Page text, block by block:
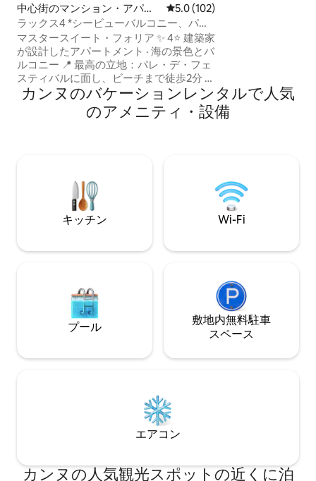
中心街のマンション・アパー
ト
レビュー102件、5つ星中5.0つ
5.0 (102)
ラックス4 *シービューバルコニー、パレ
＆ビーチから数歩
マスタースイート・フォリア ✨ 4⭐ 建築家
が設計したアパートメント · 海の景色とバ
ルコニー 📍 最高の立地：パレ・デ・フェ
スティバルに面し、ビーチまで徒歩2分 🛍
ショップやレストランまで1分 🛏️ 寝室1室 ·
クイーンサイズベッド1台（ホテル並みの
快適さ）＋ソファーベッド1台 🛜 光ファ
タオル、石鹸、シャンプー 🫧 ホテル並み
の水準でプロによる清掃 🔑 24時間365日
対応のセルフチェックイン ✔ ご要望に応
じてアーリーチェックインとレイトチェ
カンヌのバケーションレンタルで人気
のアメニティ・設備
キッチン Wi-Fi
プール
敷地内無料駐⁠車
ス⁠ペ⁠ー⁠ス
エアコン
カンヌの人気観光スポットの近くに泊